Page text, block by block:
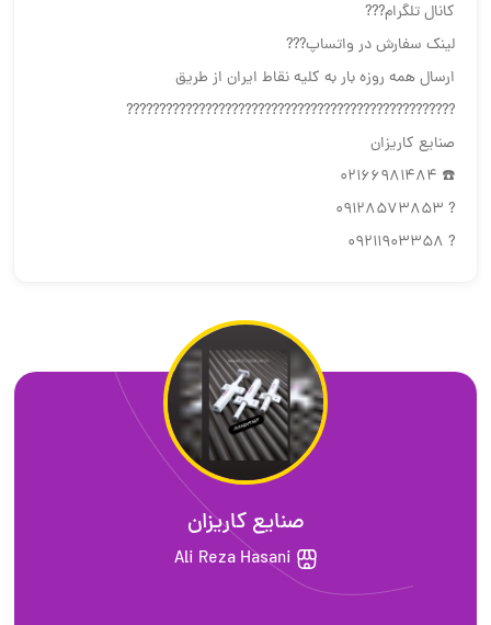
کانال تلگرام???
لینک سفارش در واتساپ???
ارسال همه روزه بار به كليه نقاط ايران از طريق
??????????????????????????????????????????????????
صنایع کاریزان
☎️ 02166981484
? 09128573853
? 09211903358
صنایع کاریزان
Ali Reza Hasani